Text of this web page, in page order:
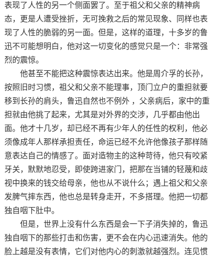
表现了人性的另一个侧面罢了。至于祖父和父亲的精神病
态，更是人遭受挫折，无可挽救之后的常见现象、同样也表
现了人性的脆弱的另一面。但是，这样的道理，十多岁的鲁
迅不可能想明白，他对这一切变化的感觉只是一个：非常强
烈的震惊。
他甚至不能把这种震惊表达出来。他是周介孚的长孙，
按照旧时习惯，祖父和父亲不能理事，顶门立户的重担就要
移到长孙的肩头，鲁迅自然也不例外 ，父亲病后，家中的重
担就由他挑了起来，尤其是对外界的交涉，几乎都由他出
面。他才十几岁，却已经不再有少年人的任性的权利，他必
须像成年人那样承担责任，命运已经不允许他像孩子那样随
意表达自己的情感了。面对造物主的这种苛待，他只有咬紧
牙关，默默地忍受，即使跨进家门，把那在当铺的轻蔑和歧
视中换来的钱交给母亲，他也从不说什么；遇上祖父和父亲
发脾气摔东西，他也总是转身走开，不多搭理。他把一切都
独自咽下肚中。
但是，世界上没有什么东西是会一下子消失掉的，鲁迅
独自咽下的那些打击和伤害，更不会在内心迅速消失。他的
脸上越是没有表情，它们对他内心的刺激就越强烈。连见惯